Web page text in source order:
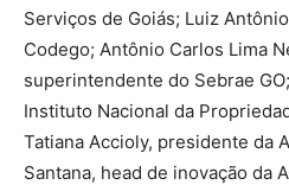
Serviços de Goiás; Luiz
Codego; Antônio Carlos Lima
superintendente do Sebrae
Instituto Nacional da
Tatiana Accioly, presidente da
Santana, head de inovação da